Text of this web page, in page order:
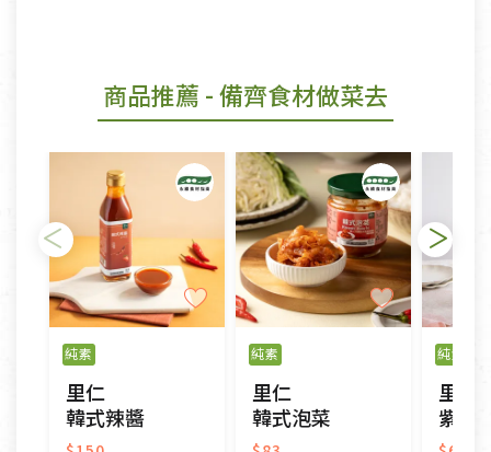
商品推薦 - 備齊食材做菜去
純素
里仁
韓式辣醬
純素
里仁
韓式泡菜
純素
里仁
紫蘇